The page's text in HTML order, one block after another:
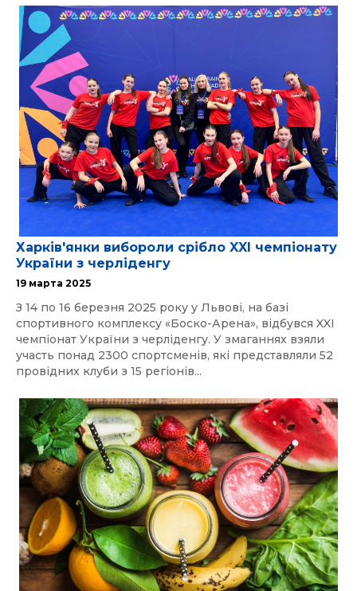
Харків'янки вибороли срібло XXI чемпіонату
України з черліденгу
19 марта 2025
З 14 по 16 березня 2025 року у Львові, на базі
спортивного комплексу «Боско-Арена», відбувся XXI
чемпіонат України з черліденгу. У змаганнях взяли
участь понад 2300 спортсменів, які представляли 52
провідних клуби з 15 регіонів...